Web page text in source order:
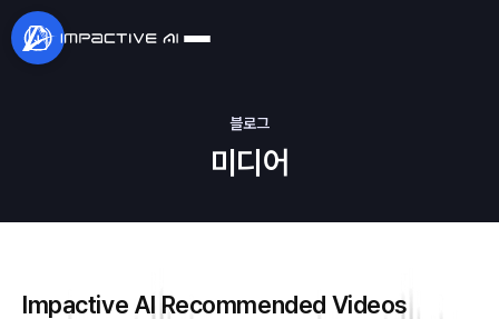
블로그
미디어
Impactive AI Recommended Videos